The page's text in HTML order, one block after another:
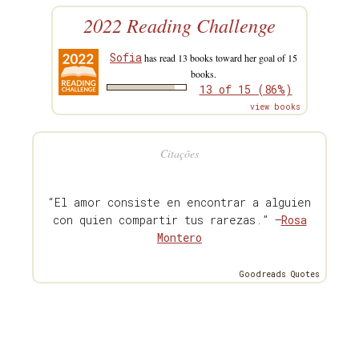
2022 Reading Challenge
Sofiahas read 13 books toward her goal of 15
books.
13 of 15 (86%)
view books
Citações
“El amor consiste en encontrar a alguien
con quien compartir tus rarezas.” —Rosa
Montero
Goodreads Quotes